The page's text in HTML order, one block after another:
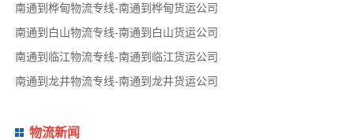
南通到桦甸物流专线-南通到桦甸货运公司
南通到白山物流专线-南通到白山货运公司
南通到临江物流专线-南通到临江货运公司
南通到龙井物流专线-南通到龙井货运公司
物流新闻